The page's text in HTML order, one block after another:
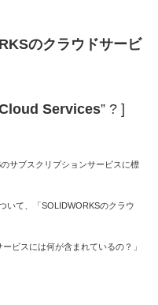
のクラウドサービ
Services” ? ]
リプションサービスに標
SOLIDWORKSのクラウ
何が含まれているの？」